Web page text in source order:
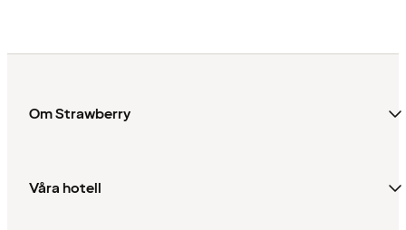
Om Strawberry
Våra hotell